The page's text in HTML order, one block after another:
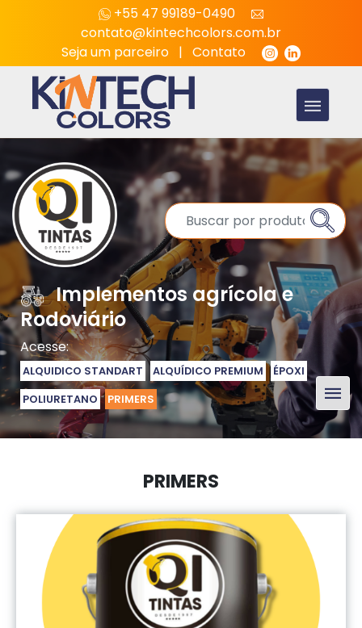
+55 47 99189-0490
contato@kintechcolors.com.br
Seja um parceiro | Contato
Implementos agrícola e
Rodoviário
Acesse:
ALQUIDICO STANDART ALQUÍDICO PREMIUM ÉPOXI
POLIURETANO PRIMERS
PRIMERS